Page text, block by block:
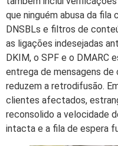
que ninguém abusa da fila
DNSBLs e filtros de
as ligações indesejadas
DKIM, o SPF e o DMARC
entrega de mensagens
reduzem a retrodifusão.
clientes afectados,
reconsolido a velocidade
intacta e a fila de espera